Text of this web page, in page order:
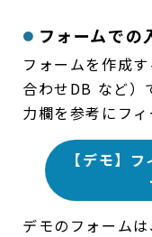
フォームでの
フォームを作成
合わせDB など）
力欄を参考にフィ
【デモ】
デモのフォーム